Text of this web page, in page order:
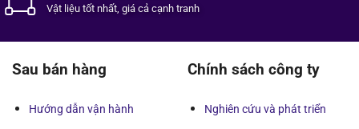
Vật liệu tốtnhất, giá cả cạnh tranh
Sau bán hàng
Hướng dẫn vận hành
Chính sách công ty
Nghiên cứu và phát triển